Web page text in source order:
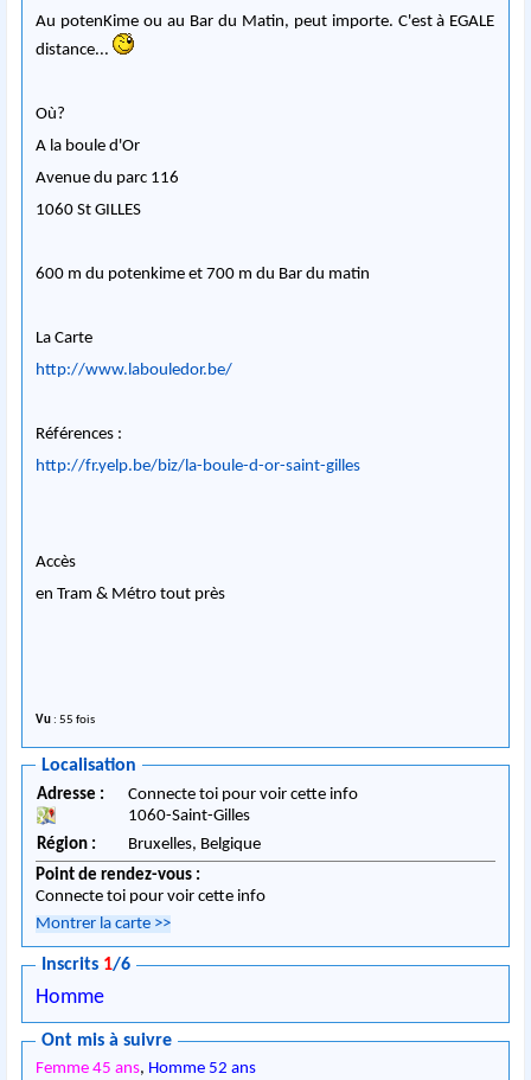
Au potenKime ou au Bar du Matin, peut importe. C'est à EGALE
distance...
Où?
A la boule d'Or
Avenue du parc 116
1060 St GILLES
600 m du potenkime et 700 m du Bar du matin
La Carte
http://www.labouledor.be/
Références :
http://fr.yelp.be/biz/la-boule-d-or-saint-gilles
Accès
en Tram & Métro tout près
Vu : 55 fois
Localisation
Adresse :
Connecte toi pour voir cette info
1060-Saint-Gilles
Région :
Bruxelles, Belgique
Point de rendez-vous :
Connecte toi pour voir cette info
Montrer la carte >>
Inscrits 1/6
Homme
Ont mis à suivre
Femme 45 ans, Homme 52 ans